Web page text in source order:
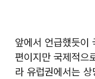
앞에서 언급했듯이
편이지만 국제적으
라 유럽권에서는